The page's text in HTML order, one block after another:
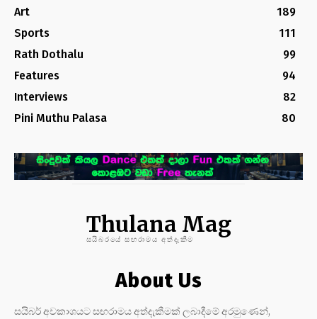
Art
189
Sports
111
Rath Dothalu
99
Features
94
Interviews
82
Pini Muthu Palasa
80
Thulana Mag
සයිබරයේ සඟරාමය අත්දැකීම
About Us
සයිබර් අවකාශයට සඟරාමය අත්දැකීමක් ලබාදීමේ අරමුණෙන්,